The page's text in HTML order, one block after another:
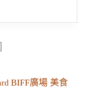
BIFF廣場 美食